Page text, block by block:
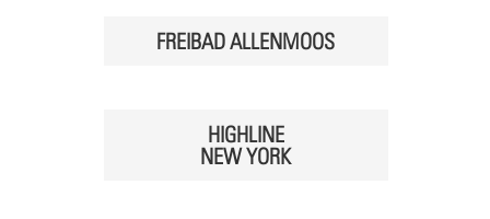
FREIBAD ALLENMOOS
HIGHLINE
NEW YORK